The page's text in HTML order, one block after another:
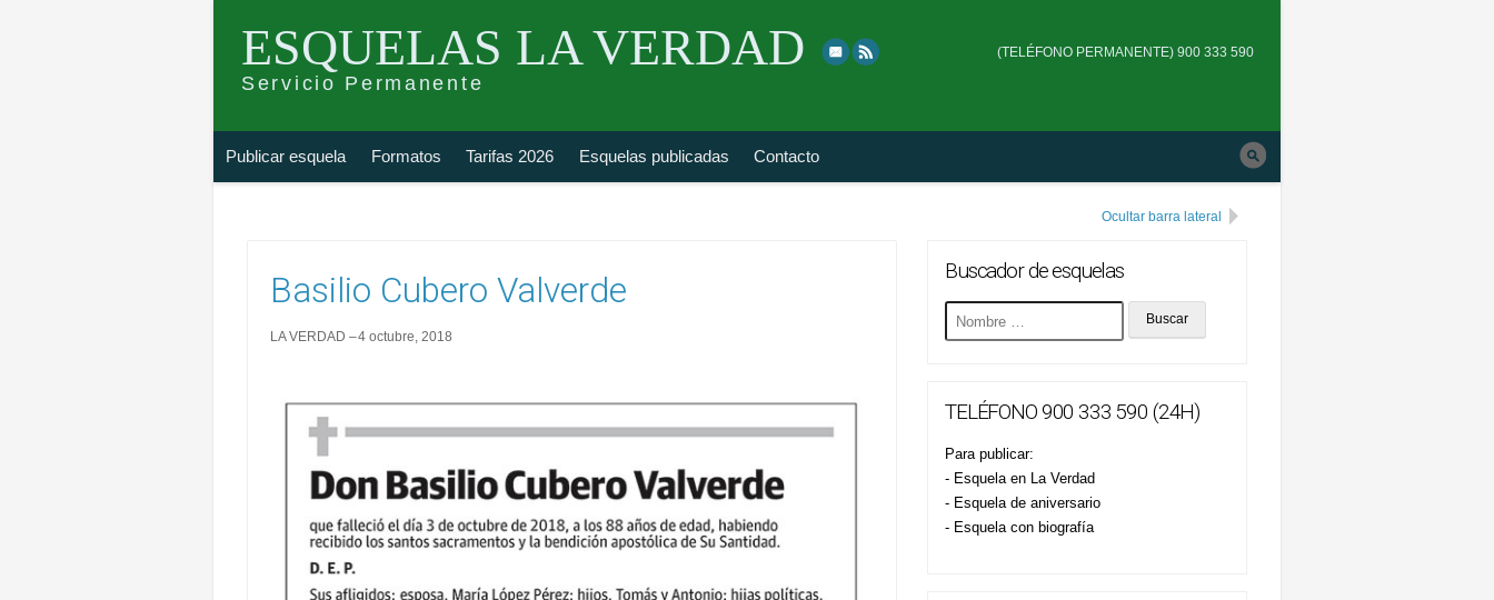
ESQUELAS LA VERDAD
Servicio Permanente
to
top
main
(TELÉFONO PERMANENTE) 900 333 590
Publicar esquela Formatos Tarifas 2026 Esquelas publicadas Contacto
esquela
Basilio Cubero Valverde
LA VERDAD 4 octubre, 2018
Ocultar barra lateral
Buscador de esquelas
Buscar
esquela
TELÉFONO 900 333 590 (24H)
Para publicar:
- Esquela en La Verdad
- Esquela de aniversario
- Esquela con biografía